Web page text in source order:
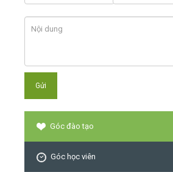
Góc đào tạo
Góc học viên